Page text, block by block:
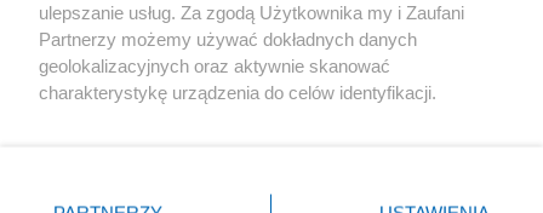
X Facebook Instagram Youtube
ulepszanie usług. Za zgodą Użytkownika my i Zaufani
Partnerzy możemy używać dokładnych danych
geolokalizacyjnych oraz aktywnie skanować
charakterystykę urządzenia do celów identyfikacji.
zmienić/wycofać klikając przycisk ustawień prywatności